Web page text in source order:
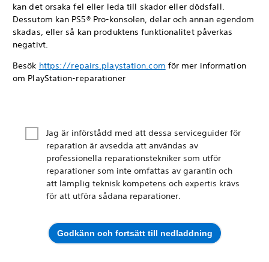
kan det orsaka fel eller leda till skador eller dödsfall.
Dessutom kan PS5® Pro-konsolen, delar och annan egendom
skadas, eller så kan produktens funktionalitet påverkas
negativt.
Besök https://repairs.playstation.com för mer information
om PlayStation-reparationer
Jag är införstådd med att dessa serviceguider för
reparation är avsedda att användas av
professionella reparationstekniker som utför
reparationer som inte omfattas av garantin och
att lämplig teknisk kompetens och expertis krävs
för att utföra sådana reparationer.
Godkänn och fortsätt till nedladdning